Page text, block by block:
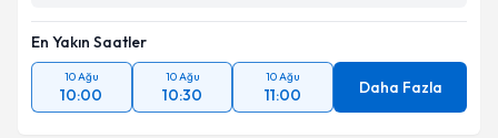
En Yakın Saatler
10 Ağu
10:00
10 Ağu
10:30
10 Ağu
11:00 Daha Fazla